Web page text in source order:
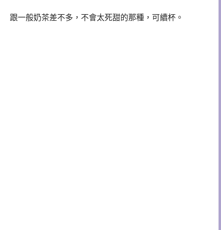
跟一般奶茶差不多，不會太死甜的那種，可續杯。